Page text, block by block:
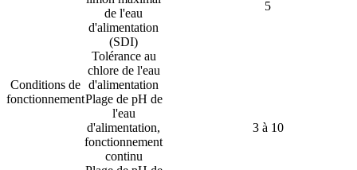
Conditions de
fonctionnement
de l'eau
d'alimentation
(SDI)
5
Tolérance au
chlore de l'eau
d'alimentation
Plage de pH de
l'eau
d'alimentation,
fonctionnement
continu
3 à 10